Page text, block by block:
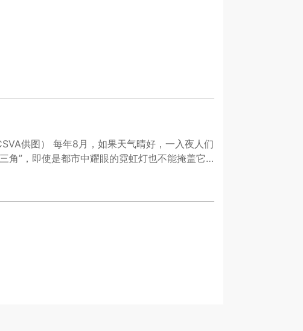
供图） 每年8月，如果天气晴好，一入夜人们
”，即使是都市中耀眼的霓虹灯也不能掩盖它